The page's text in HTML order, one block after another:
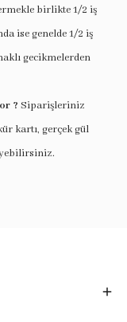
birlikte 1/2 iş
ise genelde 1/2 iş
gecikmelerden
? Siparişleriniz
kartı, gerçek gül